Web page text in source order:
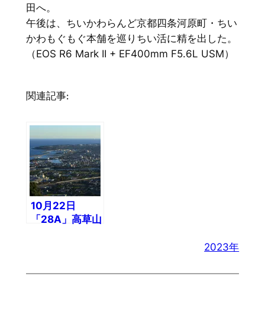
田へ。
午後は、ちいかわらんど京都四条河原町・ちい
かわもぐもぐ本舗を巡りちい活に精を出した。
（EOS R6 Mark II + EF400mm F5.6L USM）
関連記事:
10月22日
「28A」高草山
2023年